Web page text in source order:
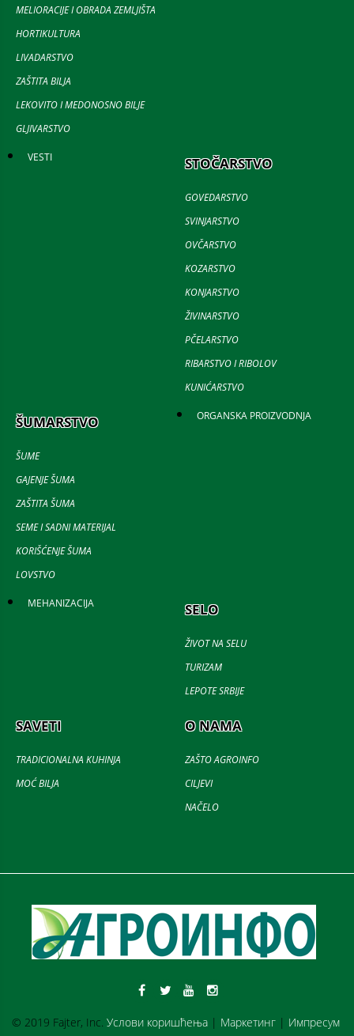
MELIORACIJE I OBRADA ZEMLJIŠTA
HORTIKULTURA
LIVADARSTVO
ZAŠTITA BILJA
LEKOVITO I MEDONOSNO BILJE
GLJIVARSTVO
VESTI STOČARSTVO
GOVEDARSTVO
SVINJARSTVO
OVČARSTVO
KOZARSTVO
KONJARSTVO
ŽIVINARSTVO
PČELARSTVO
RIBARSTVO I RIBOLOV
KUNIĆARSTVO
ŠUMARSTVO
ŠUME
GAJENJE ŠUMA
ZAŠTITA ŠUMA
SEME I SADNI MATERIJAL
KORIŠĆENJE ŠUMA
LOVSTVO
ORGANSKA PROIZVODNJA
MEHANIZACIJA SELO
ŽIVOT NA SELU
TURIZAM
LEPOTE SRBIJE
SAVETI
TRADICIONALNA KUHINJA
MOĆ BILJA
O NAMA
ZAŠTO AGROINFO
CILJEVI
NAČELO
© 2019 Fajter, Inc. Услови коришћења | Маркетинг | Импресум